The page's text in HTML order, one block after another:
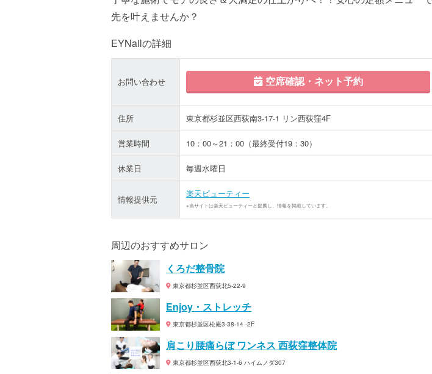
先を叶えませんか？
EYNailの詳細
お問い合わせ 空席確認・ネット予約
住所 東京都杉並区西荻南3-17-1 リン西荻窪4F
営業時間 10：00～21：00（最終受付19：30）
休業日 毎週水曜日
情報提供元
楽天ビューティー
※当サイトは楽天ビューティーと提携し、情報を掲載しています。
周辺のおすすめサロン
くろだ整骨院
東京都杉並区西荻北5-22-9
Enjoy・ストレッチ
東京都杉並区松庵3-38-14 -2F
肩こり腰痛らぼ ワンネス 西荻窪整体院
東京都杉並区西荻北3-1-6 ハイムノダ307